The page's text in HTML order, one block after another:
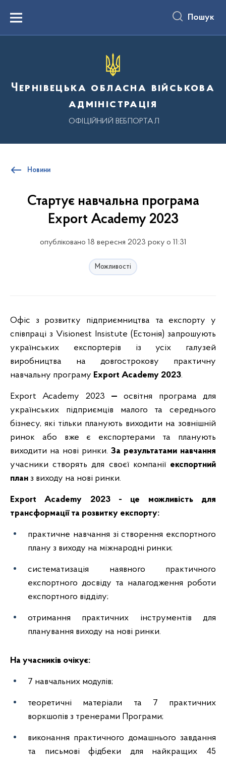
вмістуMenu Пошук
Чернівецька обласна військова
адміністрація
ОФІЦІЙНИЙ ВЕБПОРТАЛ
Новини
Стартує навчальна програма
Export Academy 2023
опубліковано 18 вересня 2023 року о 11:31
Можливості
Офіс з розвитку підприємництва та експорту у
співпраці з Visionest Insistute (Естонія) запрошують
українських експортерів із усіх галузей
виробництва на довгострокову практичну
навчальну програму Export Academy 2023.
Export Academy 2023 —освітня програма для
українських підприємців малого та середнього
бізнесу, які тільки планують виходити на зовнішній
ринок або вже є експортерами та планують
виходити на нові ринки. За результатами навчання
учасники створять для своєї компанії експортний
план з виходу на нові ринки.
Export Academy 2023 - це можливість для
трансформації та розвитку експорту:
практичне навчання зі створення експортного
плану з виходу на міжнародні ринки;
систематизація наявного практичного
експортного досвіду та налагодження роботи
експортного відділу;
отримання практичних інструментів для
планування виходу на нові ринки.
На учасників очікує:
7 навчальних модулів;
теоретичні матеріали та 7 практичних
воркшопів з тренерами Програми;
виконання практичного домашнього завдання
та письмові фідбеки для найкращих 45